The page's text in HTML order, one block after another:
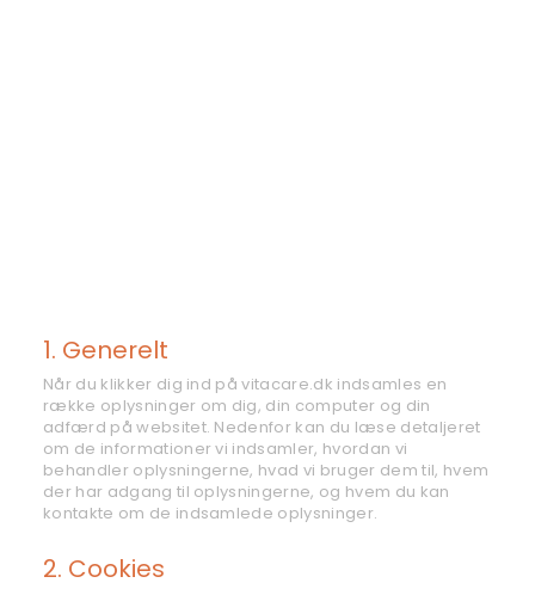
1. Generelt
Når du klikker dig ind på vitacare.dk indsamles en
række oplysninger om dig, din computer og din
adfærd på websitet. Nedenfor kan du læse detaljeret
om de informationer vi indsamler, hvordan vi
behandler oplysningerne, hvad vi bruger dem til, hvem
der har adgang til oplysningerne, og hvem du kan
kontakte om de indsamlede oplysninger.
2. Cookies